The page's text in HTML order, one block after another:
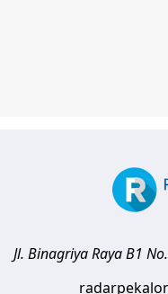
Jl. Binagriya Raya B1